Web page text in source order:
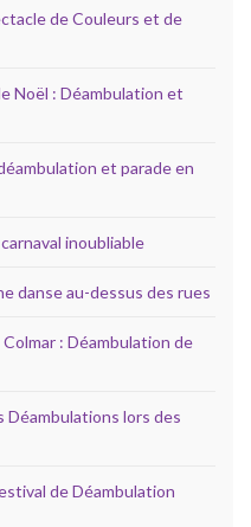
de Couleurs et de
Noël : Déambulation et
et parade en
inoubliable
danse au-dessus des rues
: Déambulation de
Déambulations lors des
de Déambulation